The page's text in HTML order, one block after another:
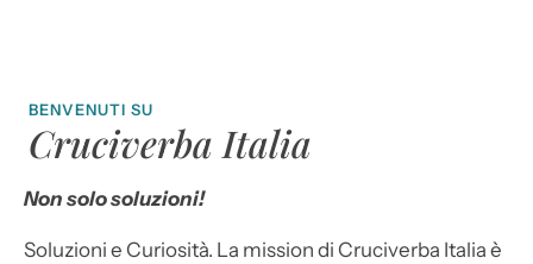
BENVENUTI SU
Cruciverba Italia
Non solo soluzioni!
Soluzioni e Curiosità. La mission di Cruciverba Italia è